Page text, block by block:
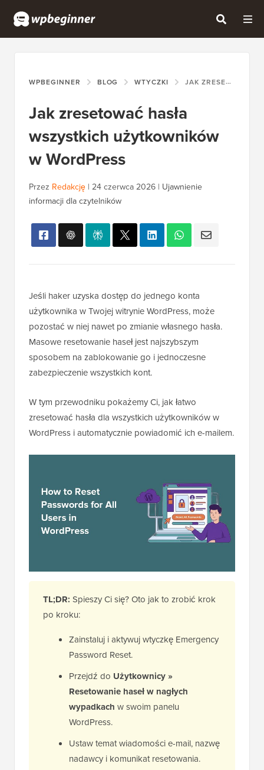
WPBEGINNER BLOG WTYCZKI JAK ZRESETOWAĆ HASŁA WSZYSTKICH UŻYTKOWNIKÓW W WORDPRESS
Jak zresetować hasła
wszystkich użytkowników
w WordPress
Przez Redakcję | 24 czerwca 2026 | Ujawnienie
informacji dla czytelników
Jeśli haker uzyska dostęp do jednego konta
użytkownika w Twojej witrynie WordPress, może
pozostać w niej nawet po zmianie własnego hasła.
Masowe resetowanie haseł jest najszybszym
sposobem na zablokowanie go i jednoczesne
zabezpieczenie wszystkich kont.
W tym przewodniku pokażemy Ci, jak łatwo
zresetować hasła dla wszystkich użytkowników w
WordPress i automatycznie powiadomić ich e-mailem.
TL;DR: Spieszy Ci się? Oto jak to zrobić krok
po kroku:
Zainstaluj i aktywuj wtyczkę Emergency
Password Reset.
Przejdź do Użytkownicy »
Resetowanie haseł w nagłych
wypadkach w swoim panelu
WordPress.
Ustaw temat wiadomości e-mail, nazwę
nadawcy i komunikat resetowania.